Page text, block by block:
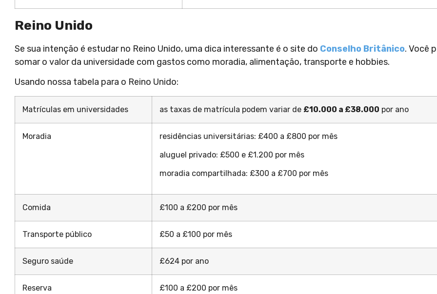
Reino Unido
Se sua intenção é estudar no Reino Unido, uma dica interessante é o site do Conselho Britânico. Você
somar o valor da universidade com gastos como moradia, alimentação, transporte e hobbies.
Usando nossa tabela para o Reino Unido:
Matrículas em universidades as taxas de matrícula podem variar de £10.000 a £38.000 por ano
Moradia residências universitárias: £400 a £800 por mês
aluguel privado: £500 e £1.200 por mês
moradia compartilhada: £300 a £700 por mês
Comida £100 a £200 por mês
Transporte público £50 a £100 por mês
Seguro saúde £624 por ano
Reserva £100 a £200 por mês